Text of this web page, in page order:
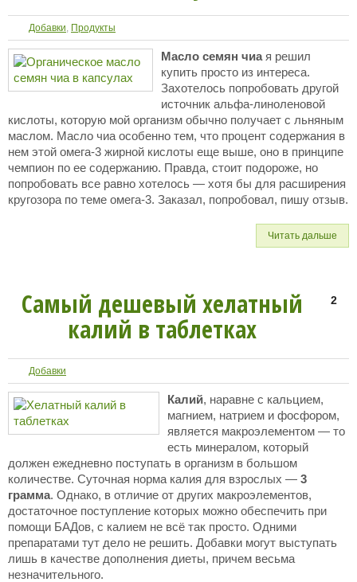
Добавки, Продукты
Масло семян чиая решил
купить просто из интереса.
Захотелось попробовать другой
источник альфа-линоленовой
кислоты, которую мой организм обычно получает с льняным
маслом. Масло чиа особенно тем, что процент содержания в
нем этой омега-3 жирной кислоты еще выше, оно в принципе
чемпион по ее содержанию. Правда, стоит подороже, но
попробовать все равно хотелось — хотя бы для расширения
кругозора по теме омега-3. Заказал, попробовал, пишу отзыв.
Читать дальше
2
Самый дешевый хелатный
калий в таблетках
Добавки
Калий, наравне с кальцием,
магнием, натрием и фосфором,
является макроэлементом — то
есть минералом, который
должен ежедневно поступать в организм в большом
количестве. Суточная норма калия для взрослых — 3
грамма. Однако, в отличие от других макроэлементов,
достаточное поступление которых можно обеспечить при
помощи БАДов, с калием не всё так просто. Одними
препаратами тут дело не решить. Добавки могут выступать
лишь в качестве дополнения диеты, причем весьма
незначительного.